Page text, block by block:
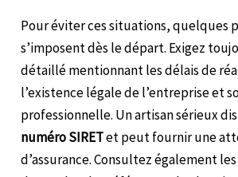
Pour éviter ces situations, quelques
s’imposent dès le départ. Exigez
détaillé mentionnant les délais de
l’existence légale de l’entreprise et
professionnelle. Un artisan sérieux
numéro SIRETet peut fournir une
d’assurance. Consultez également